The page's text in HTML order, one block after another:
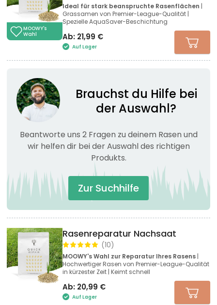
MOOWY's
Wahl
Ideal für stark beanspruchte Rasenflächen |
Grassamen von Premier-League-Qualität |
Spezielle AquaSaver-Beschichtung
Ab: 21,99 €
Auf Lager
Brauchst du Hilfe bei
der Auswahl?
Beantworte uns 2 Fragen zu deinem Rasen und
wir helfen dir bei der Auswahl des richtigen
Produkts.
Zur Suchhilfe
(10)
Rasenreparatur Nachsaat
MOOWY's Wahl zur Reparatur Ihres Rasens |
Hochwertiger Rasen von Premier-League-Qualität
in kürzester Zeit | Keimt schnell
Ab: 20,99 €
Auf Lager